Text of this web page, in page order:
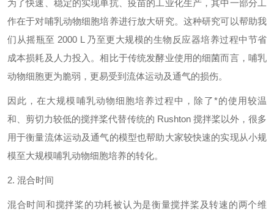
为了快速、稳定的实现单抗、疫苗的工业化生产，其中一部分工
作在于对哺乳动物细胞培养进行放大研究。这种研究可以帮助我
们从摇瓶至 2000 L 乃至更大规模的生物反应器培养过程中节省
成本损耗及人力投入。相比于传统发酵业使用的细菌而言，哺乳
动物细胞更为脆弱，更易受到流体运动及通气的损伤。
因此，在大规模哺乳动物细胞培养过程中，除了*的使用较温
和、剪切力较低的搅拌桨代替传统的 Rushton 搅拌桨以外，很多
用于衡量流体运动及通气的模型也帮助大家较快速的实现从小规
模至大规模哺乳动物细胞培养的转化。
2. 混合时间
混合时间和搅拌桨的功耗被认为是衡量搅拌桨及转速的两个维